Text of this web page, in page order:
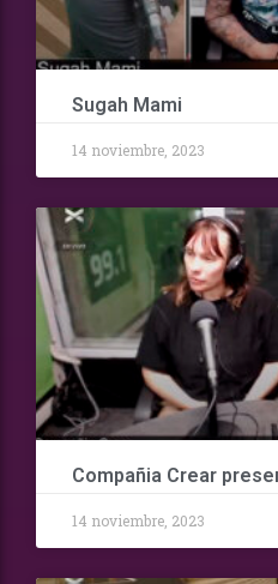
Sugah Mami
14 noviembre, 2023
Compañia Crear
14 noviembre, 2023